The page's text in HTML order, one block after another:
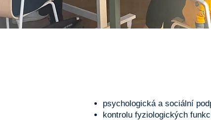
psychologická a sociální
kontrolu fyziologických